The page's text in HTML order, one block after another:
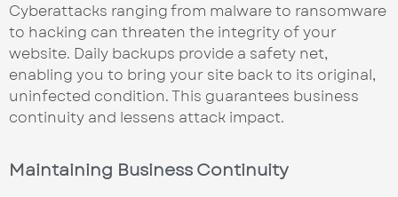
Cyberattacks ranging from malware to ransomware
to hacking can threaten the integrity of your
website. Daily backups provide a safety net,
enabling you to bring your site back to its original,
uninfected condition. This guarantees business
continuity and lessens attack impact.
Maintaining Business Continuity